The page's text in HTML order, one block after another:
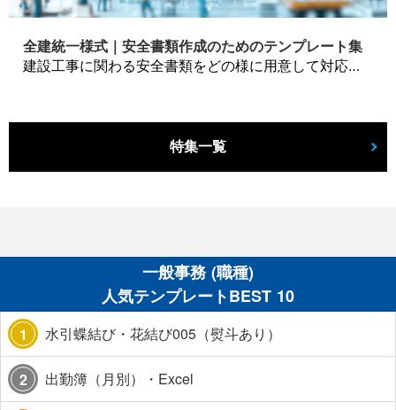
全建統一様式｜安全書類作成のためのテンプレート集
建設工事に関わる安全書類をどの様に用意して対応するか？関連書式テンプレートから書き方の注意点などの役立つコラムをbizoceanがお届けします。
特集一覧
一般事務 (職種)
人気テンプレートBEST 10
1 水引蝶結び・花結び005（熨斗あり）
2 出勤簿（月別）・Excel